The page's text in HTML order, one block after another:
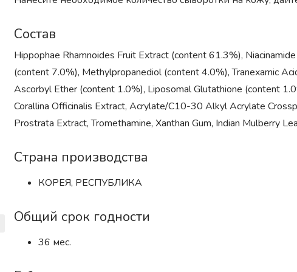
Состав
Hippophae Rhamnoides Fruit Extract (content 61.3%),
(content 7.0%), Methylpropanediol (content 4.0%), Tranexamic
Ascorbyl Ether (content 1.0%), Liposomal Glutathione (content
Corallina Officinalis Extract, Acrylate/C10-30 Alkyl Acrylate
Prostrata Extract, Tromethamine, Xanthan Gum, Indian Mulberry
Страна производства
КОРЕЯ, РЕСПУБЛИКА
Общий срок годности
36 мес.